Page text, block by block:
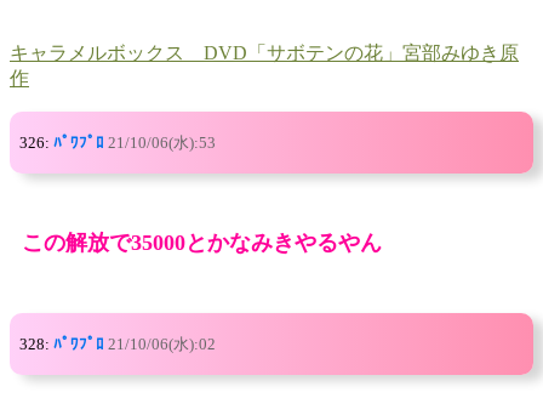
キャラメルボックス DVD「サボテンの花」宮部みゆき原
作
326: ﾊﾟﾜﾌﾟﾛ 21/10/06(水):53
この解放で35000とかなみきやるやん
328: ﾊﾟﾜﾌﾟﾛ 21/10/06(水):02